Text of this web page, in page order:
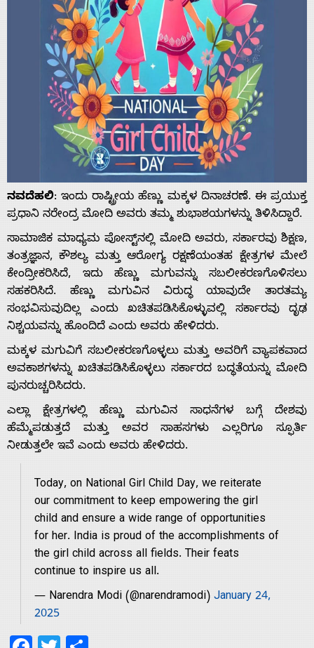
Home
About
Us
Advertise
With
ನವದೆಹಲಿ: ಇಂದು ರಾಷ್ಟ್ರೀಯ ಹೆಣ್ಣು ಮಕ್ಕಳ ದಿನಾಚರಣೆ. ಈ ಪ್ರಯುಕ್ತ
ಪ್ರಧಾನಿ ನರೇಂದ್ರ ಮೋದಿ ಅವರು ತಮ್ಮ ಶುಭಾಶಯಗಳನ್ನು ತಿಳಿಸಿದ್ದಾರೆ.
ಸಾಮಾಜಿಕ ಮಾಧ್ಯಮ ಪೋಸ್ಟ್‌ನಲ್ಲಿ ಮೋದಿ ಅವರು, ಸರ್ಕಾರವು ಶಿಕ್ಷಣ,
ತಂತ್ರಜ್ಞಾನ, ಕೌಶಲ್ಯ ಮತ್ತು ಆರೋಗ್ಯ ರಕ್ಷಣೆಯಂತಹ ಕ್ಷೇತ್ರಗಳ ಮೇಲೆ
ಕೇಂದ್ರೀಕರಿಸಿದೆ, ಇದು ಹೆಣ್ಣು ಮಗುವನ್ನು ಸಬಲೀಕರಣಗೊಳಿಸಲು
ಸಹಕರಿಸಿದೆ. ಹೆಣ್ಣು ಮಗುವಿನ ವಿರುದ್ಧ ಯಾವುದೇ ತಾರತಮ್ಯ
ಸಂಭವಿಸುವುದಿಲ್ಲ ಎಂದು ಖಚಿತಪಡಿಸಿಕೊಳ್ಳುವಲ್ಲಿ ಸರ್ಕಾರವು ದೃಢ
ನಿಶ್ಚಯವನ್ನು ಹೊಂದಿದೆ ಎಂದು ಅವರು ಹೇಳಿದರು.
ಮಕ್ಕಳ ಮಗುವಿಗೆ ಸಬಲೀಕರಣಗೊಳ್ಳಲು ಮತ್ತು ಅವರಿಗೆ ವ್ಯಾಪಕವಾದ
ಅವಕಾಶಗಳನ್ನು ಖಚಿತಪಡಿಸಿಕೊಳ್ಳಲು ಸರ್ಕಾರದ ಬದ್ಧತೆಯನ್ನು ಮೋದಿ
ಪುನರುಚ್ಚರಿಸಿದರು.
ಎಲ್ಲಾ ಕ್ಷೇತ್ರಗಳಲ್ಲಿ ಹೆಣ್ಣು ಮಗುವಿನ ಸಾಧನೆಗಳ ಬಗ್ಗೆ ದೇಶವು
ಹೆಮ್ಮೆಪಡುತ್ತದೆ ಮತ್ತು ಅವರ ಸಾಹಸಗಳು ಎಲ್ಲರಿಗೂ ಸ್ಫೂರ್ತಿ
ನೀಡುತ್ತಲೇ ಇವೆ ಎಂದು ಅವರು ಹೇಳಿದರು.
Today, on National Girl Child Day, we reiterate
our commitment to keep empowering the girl
child and ensure a wide range of opportunities
for her. India is proud of the accomplishments of
the girl child across all fields. Their feats
continue to inspire us all.
— Narendra Modi (@narendramodi)January 24,
2025